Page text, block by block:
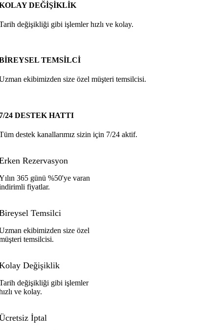
DEĞİŞİKLİK
değişikliği gibi işlemler hızlı ve kolay.
TEMSİLCİ
ekibimizden size özel müşteri temsilcisi.
24 DESTEK HATTI
destek kanallarımız sizin için 7/24 aktif.
Rezervasyon
365 günü %50'ye varan
fiyatlar.
Temsilci
ekibimizden size özel
temsilcisi.
Değişiklik
değişikliği gibi işlemler
ve kolay.
İptal